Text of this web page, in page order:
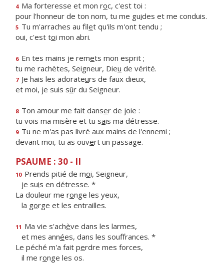
4 Ma forteresse et mon roc, c'est toi :
pour l'honneur de ton nom, tu me guides et me conduis.
5 Tu m'arraches au filet qu'ils m'ont tendu ;
oui, c'est toi mon abri.
6 En tes mains je remets mon esprit ;
tu me rachètes, Seigneur, Dieu de vérité.
7 Je hais les adorateurs de faux dieux,
et moi, je suis sûr du Seigneur.
8 Ton amour me fait danser de joie :
tu vois ma misère et tu sais ma détresse.
9 Tu ne m'as pas livré aux mains de l'ennemi ;
devant moi, tu as ouvert un passage.
PSAUME : 30 - II
10 Prends pitié de moi, Seigneur,
je suis en détresse. *
La douleur me ronge les yeux,
la gorge et les entrailles.
11 Ma vie s'achève dans les larmes,
et mes années, dans les souffrances. *
Le péché m'a fait perdre mes forces,
il me ronge les os.